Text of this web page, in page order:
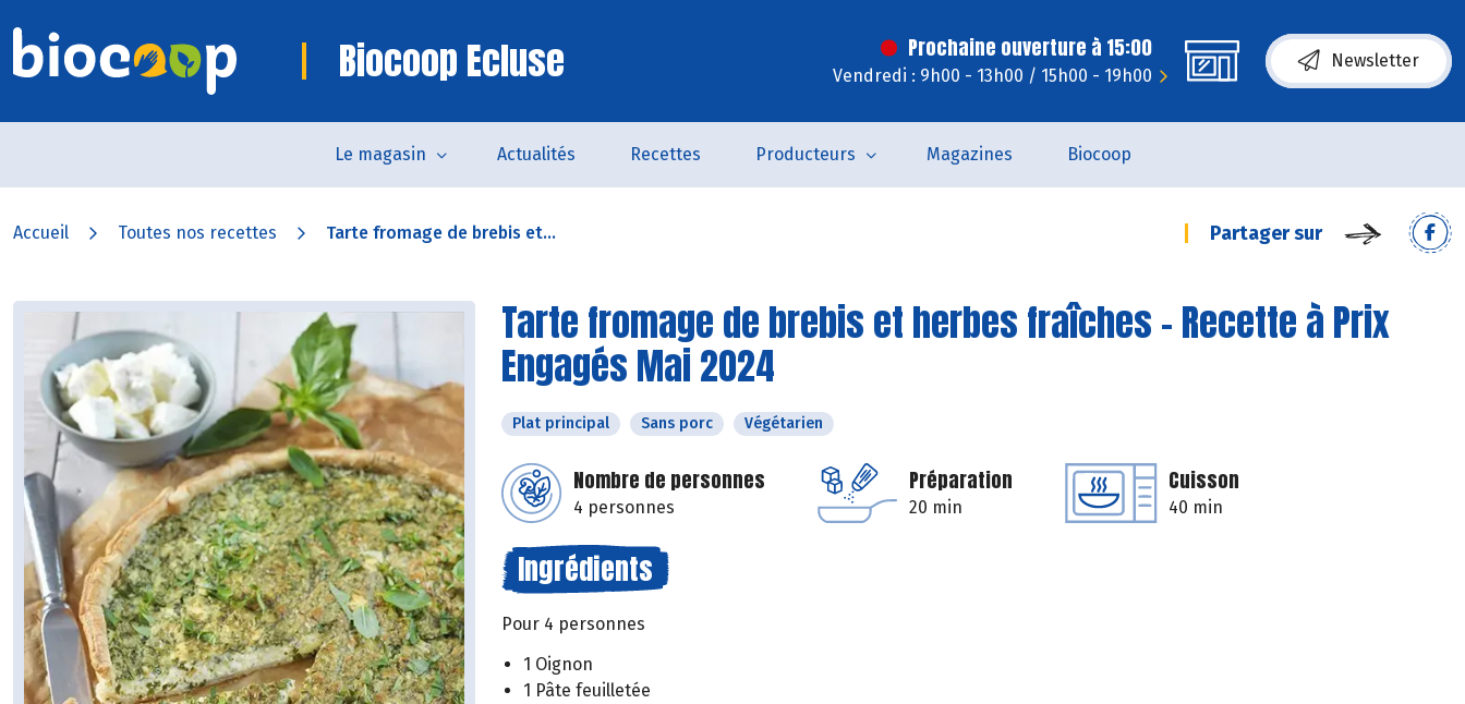
Biocoop Ecluse Prochaine ouverture à 15:00
Vendredi : 9h00 - 13h00 / 15h00 - 19h00
Newsletter
Le magasin Actualités Recettes Producteurs Magazines Biocoop
Accueil Toutes nos recettes Tarte fromage de brebis et... Partager sur
Tarte fromage de brebis et herbes fraîches - Recette à Prix
Engagés Mai 2024
Plat principal Sans porc Végétarien
Nombre de personnes
4 personnes
Préparation
20 min
Cuisson
40 min
Ingrédients
Pour 4 personnes
1 Oignon
1 Pâte feuilletée